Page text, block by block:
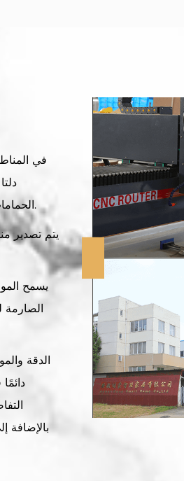
الحمامات المتكاملة وغرف الاستحمام البسيطة وأحواض الاستحمام السفلية.
يتم تصدير
يسمح
الصارمة
بالإضافة